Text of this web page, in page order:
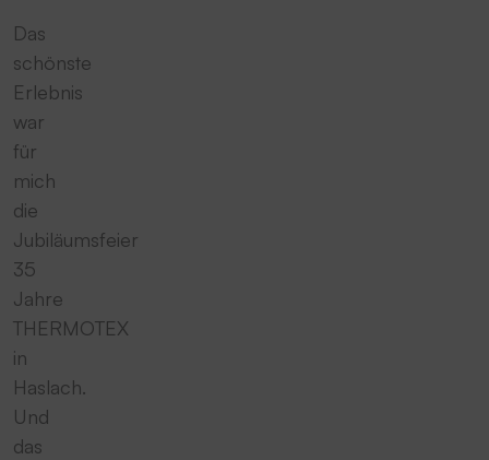
Das
schönste
Erlebnis
war
für
mich
die
Jubiläumsfeier
35
Jahre
THERMOTEX
in
Haslach.
Und
das